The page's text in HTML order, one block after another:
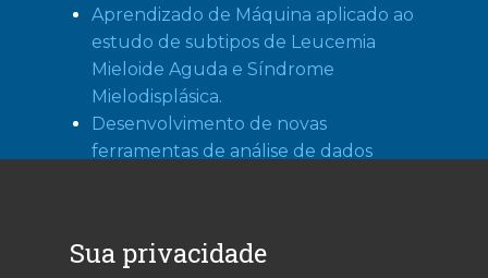
Aprendizado de Máquina aplicado ao
estudo de subtipos de Leucemia
Mieloide Aguda e Síndrome
Mielodisplásica.
Desenvolvimento de novas
ferramentas de análise de dados
Felipe Eduardo Ciamponi
Sua privacidade